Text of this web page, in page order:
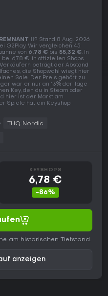
REMNANT II? Stand 8 Aug. 2026
G2Play. Wir vergleichen 45
von 6,78 € bis 55,32 €. In
6,78 €, in offiziellen Shops
beträgt der Abstand
die Shopwahl wiegt hier
Sale. Der Preis gehört zu
war er nur an 13% der Tage
Key, den du in Steam oder
hier ist der Markt am
Spiele hat ein Keyshop-
THQ Nordic
KEYSHOPS
6,78 €
-86%
am historischen Tiefstand.
anzeigen